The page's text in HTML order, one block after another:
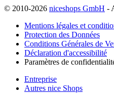
© 2010-2026 niceshops GmbH -
Mentions légales et
Protection des Données
Conditions Générales de
Déclaration d'accessibilité
Paramètres de
Entreprise
Autres nice Shops